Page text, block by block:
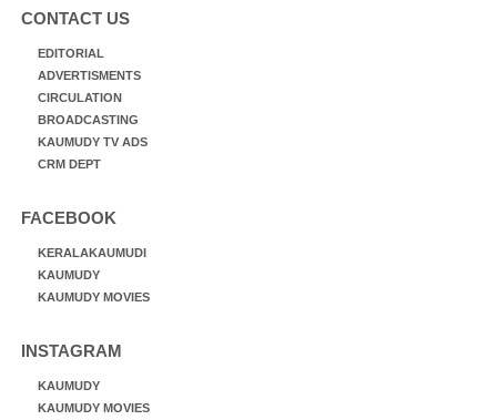
CONTACT US
EDITORIAL
ADVERTISMENTS
CIRCULATION
BROADCASTING
KAUMUDY TV ADS
CRM DEPT
FACEBOOK
KERALAKAUMUDI
KAUMUDY
KAUMUDY MOVIES
INSTAGRAM
KAUMUDY
KAUMUDY MOVIES